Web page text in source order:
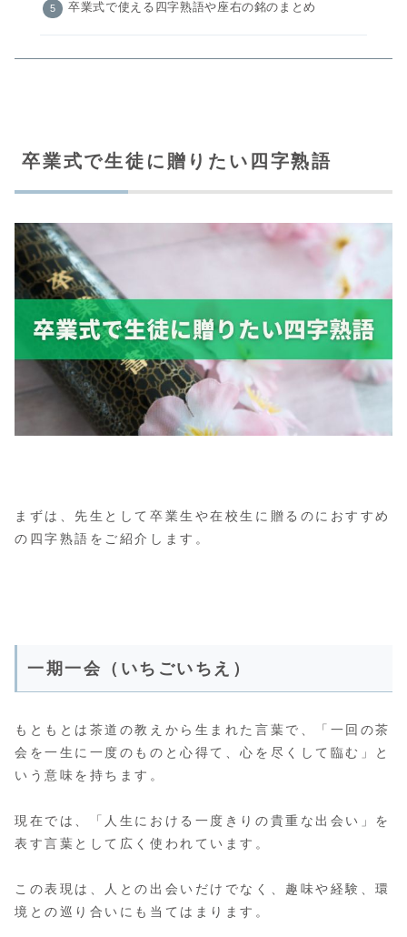
卒業式で使える四字熟語や座右の銘のまとめ
卒業式で生徒に贈りたい四字熟語
まずは、先生として卒業生や在校生に贈るのにおすすめ
の四字熟語をご紹介します。
一期一会（いちごいちえ）
もともとは茶道の教えから生まれた言葉で、「一回の茶
会を一生に一度のものと心得て、心を尽くして臨む」と
いう意味を持ちます。
現在では、「人生における一度きりの貴重な出会い」を
表す言葉として広く使われています。
この表現は、人との出会いだけでなく、趣味や経験、環
境との巡り合いにも当てはまります。